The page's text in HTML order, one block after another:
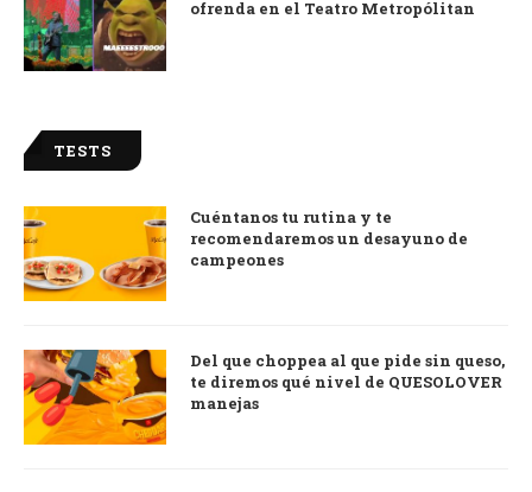
ofrenda en el Teatro Metropólitan
TESTS
Cuéntanos tu rutina y te
recomendaremos un desayuno de
campeones
Del que choppea al que pide sin queso,
te diremos qué nivel de QUESOLOVER
manejas